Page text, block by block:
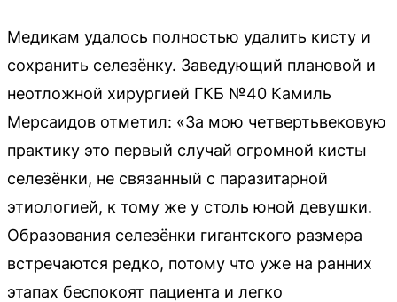
Медикам удалось полностью удалить кисту и
сохранить селезёнку. Заведующий плановой и
неотложной хирургией ГКБ №40 Камиль
Мерсаидов отметил: «За мою четвертьвековую
практику это первый случай огромной кисты
селезёнки, не связанный с паразитарной
этиологией, к тому же у столь юной девушки.
Образования селезёнки гигантского размера
встречаются редко, потому что уже на ранних
этапах беспокоят пациента и легко